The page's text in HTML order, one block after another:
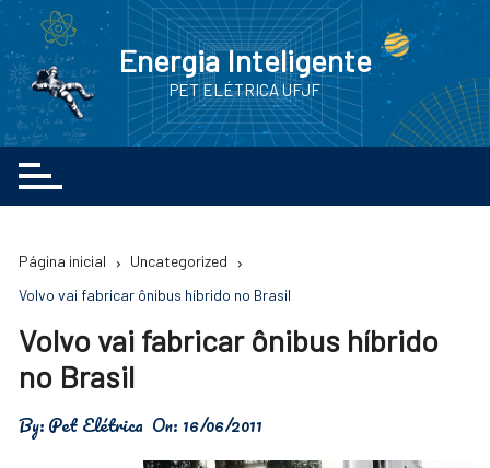
Ir
conteúdo
Energia Inteligente
PET ELÉTRICA UFJF
Página inicial
Uncategorized
Volvo vai fabricar ônibus híbrido no Brasil
Volvo vai fabricar ônibus híbrido
no Brasil
By:Pet Elétrica On: 16/06/2011